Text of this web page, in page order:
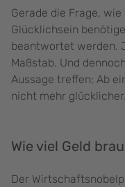
Gerade die Frage,
Glücklichsein
beantwortet werden.
Maßstab. Und
Aussage treffen: Ab
nicht mehr glücklicher.
Wie viel Geld
Der